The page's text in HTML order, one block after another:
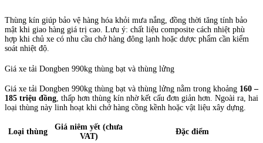
Thùng kín giúp bảo vệ hàng hóa khỏi mưa nắng, đồng thời tăng tính bảo
mật khi giao hàng giá trị cao. Lưu ý: chất liệu composite cách nhiệt phù
hợp khi chủ xe có nhu cầu chở hàng đông lạnh hoặc dược phẩm cần kiểm
soát nhiệt độ.
Giá xe tải Dongben 990kg thùng bạt và thùng lửng
Giá xe tải Dongben 990kg thùng bạt và thùng lửng nằm trong khoảng 160 –
185 triệu đồng, thấp hơn thùng kín nhờ kết cấu đơn giản hơn. Ngoài ra, hai
loại thùng này linh hoạt khi chở hàng cồng kềnh hoặc vật liệu xây dựng.
Loại thùng
Giá niêm yết (chưa
VAT)
Đặc điểm